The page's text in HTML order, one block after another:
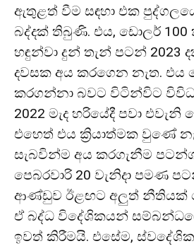
ඇතුළත් වීම සඳහා එක
බද්දක් තිබුණි. එය, ඩොලර් 100
හඳුන්වා දුන් තැන් පටන් 2023
දවසක අය කරගෙන නැත. එය
කරගන්නා බවට විටින්විට
2022 මැද හරියේදී පවා
එහෙත් එය ක්‍රියාත්මක වුණේ
සැබවින්ම අය කරගැනීම
පෙබරවාරි 20 වැනිදා පමණ
ආණ්ඩුව ඊළඟට අලුත් නීතියක්
ඒ බද්ධ විදේශිකයන්
ඉවත් කිරීමයි. එසේම,